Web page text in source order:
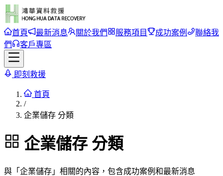
首頁 最新消息 關於我們 服務項目 成功案例
聯絡我
們
客戶專區
即刻救援
首頁
/
企業儲存 分類
企業儲存 分類
與「 企業儲存 」相關的內容，包含成功案例和最新消息